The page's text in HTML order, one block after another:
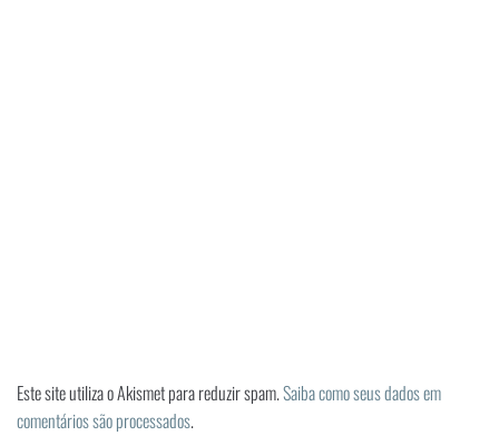
Este site utiliza o Akismet para reduzir spam.Saiba como seus dados em
comentários são processados.